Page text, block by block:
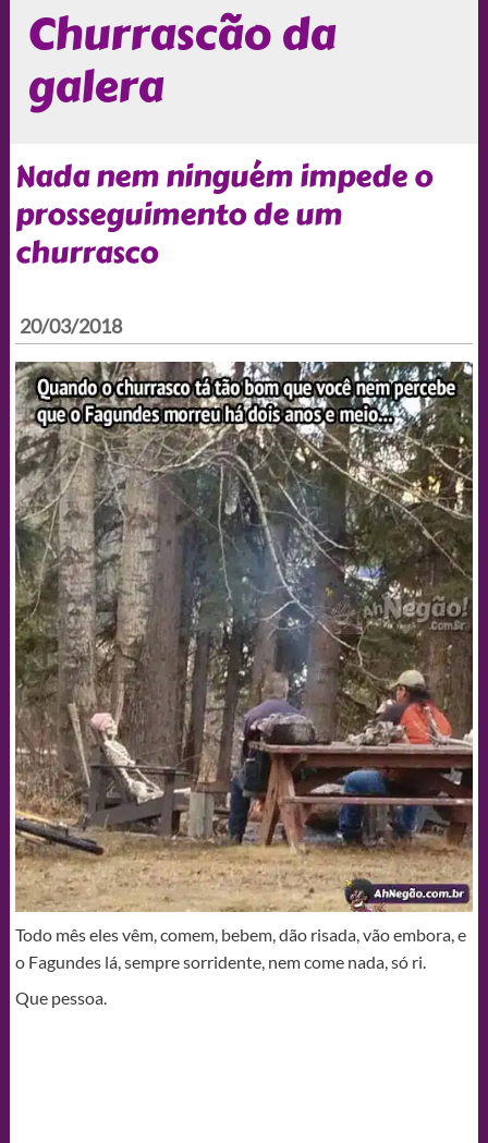
Churrascão da
galera
Nada nem ninguém impede o
prosseguimento de um
churrasco
20/03/2018
Todo mês eles vêm, comem, bebem, dão risada, vão embora, e
o Fagundes lá, sempre sorridente, nem come nada, só ri.
Que pessoa.